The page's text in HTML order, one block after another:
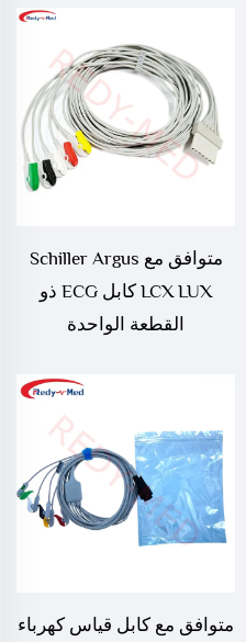
Somatom Sensation كابل
ECG ذو القطعة الواحدة
بثلاث رصاصات
متوافق مع Schiller Argus
LCX LUX كابل ECG ذو
القطعة الواحدة
متوافق مع كابل قياس كهرباء